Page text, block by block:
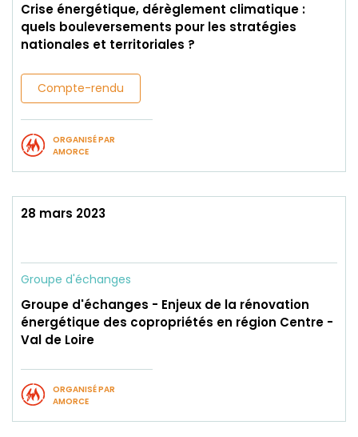
Crise énergétique, dérèglement climatique :
quels bouleversements pour les stratégies
nationales et territoriales ?
Compte-rendu
ORGANISÉ PAR
AMORCE
28 mars 2023
Groupe d'échanges
Groupe d'échanges - Enjeux de la rénovation
énergétique des copropriétés en région Centre -
Val de Loire
ORGANISÉ PAR
AMORCE